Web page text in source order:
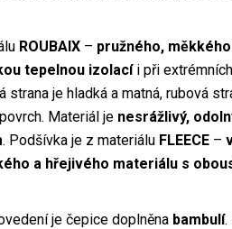
ROUBAIX– pružného,
tepelnou izolacíi při
strana je hladká a matná, rubová
Materiál je nesrážlivý,
. Podšívka je z materiálu FLEECE–
a hřejivého materiálu s
je čepice doplněna bambulí.